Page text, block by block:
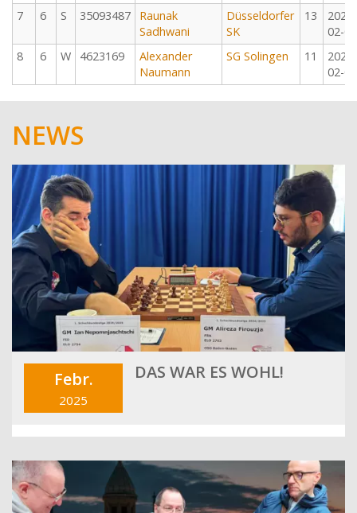
7 6 S 35093487
Raunak
Sadhwani
Düsseldorfer
SK
13
2025-
02-01
8
6 W 4623169
Alexander
Naumann
SG Solingen 11
2025-
02-02
NEWS
Febr.
2025
DAS WAR ES WOHL!